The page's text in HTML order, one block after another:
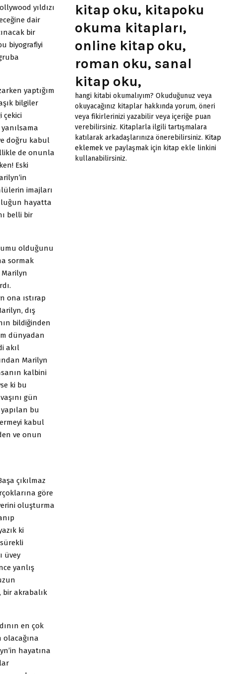
yıldızı
dair
bir
biyografiyi
yaptığım
bilgiler
çekici
doğru kabul
de onunla
Eski
imajları
hayatta
belli bir
olduğunu
sormak
ona ıstırap
dış
bildiğinden
dünyadan
akıl
Marilyn
kalbini
ki bu
gün
bu
kabul
ve onun
çıkılmaz
göre
oluşturma
ki
üvey
yanlış
bir akrabalık
en çok
olacağına
hayatına
kitap oku, kitapoku
okuma kitapları,
online kitap oku,
roman oku, sanal
kitap oku,
hangi kitabi okumalıyım? Okuduğunuz veya
okuyacağınız kitaplar hakkında yorum, öneri
veya fikirlerinizi yazabilir veya içeriğe puan
verebilirsiniz. Kitaplarla ilgili tartışmalara
katılarak arkadaşlarınıza önerebilirsiniz. Kitap
eklemek ve paylaşmak için kitap ekle linkini
kullanabilirsiniz.